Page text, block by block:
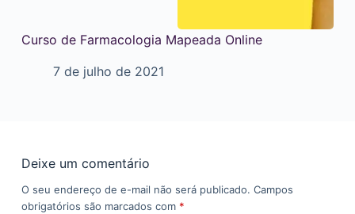
Curso de Farmacologia Mapeada Online
7 de julho de 2021
Deixe um comentário
O seu endereço de e-mail não será publicado. Campos
obrigatórios são marcados com *